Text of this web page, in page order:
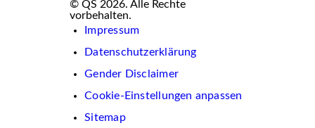
© QS 2026. Alle Rechte
vorbehalten.
Impressum
Datenschutzerklärung
Gender Disclaimer
Cookie-Einstellungen anpassen
Sitemap